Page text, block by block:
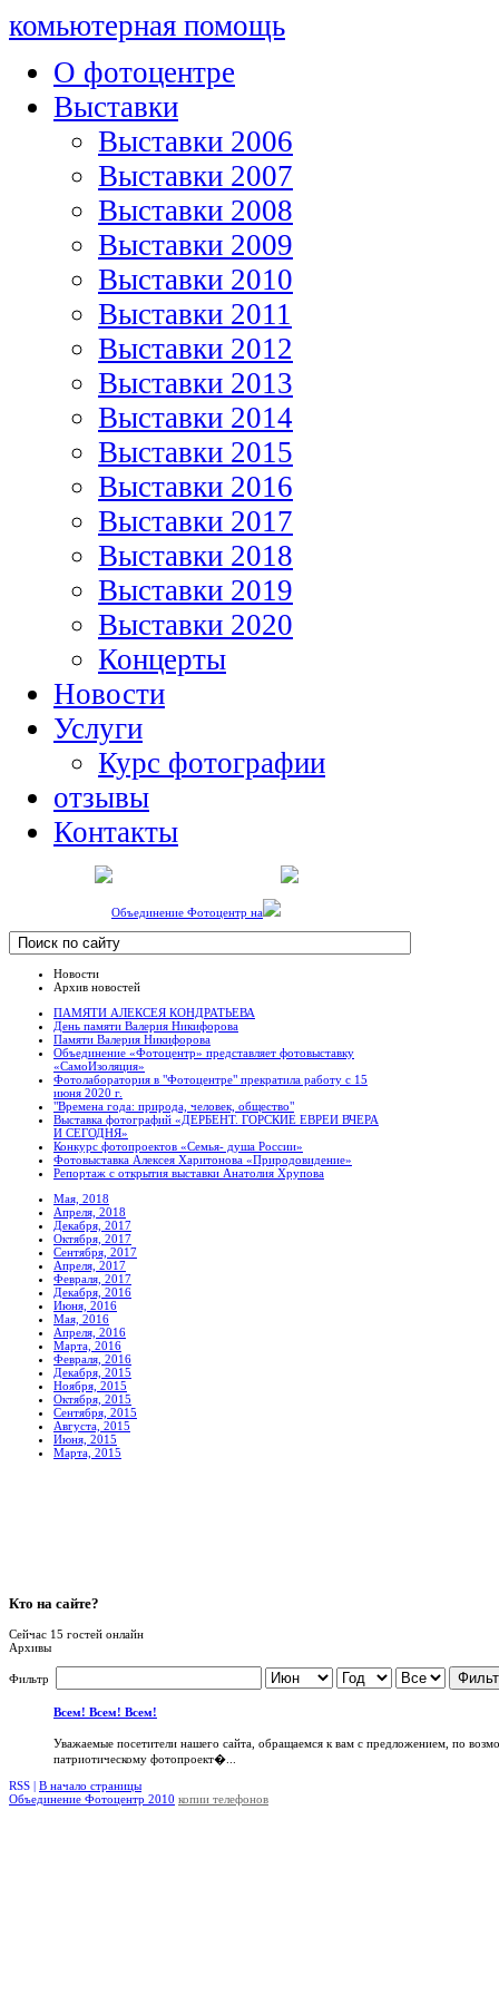
комьютерная помощь
О фотоцентре
Выставки
Выставки 2006
Выставки 2007
Выставки 2008
Выставки 2009
Выставки 2010
Выставки 2011
Выставки 2012
Выставки 2013
Выставки 2014
Выставки 2015
Выставки 2016
Выставки 2017
Выставки 2018
Выставки 2019
Выставки 2020
Концерты
Новости
Услуги
Курс фотографии
отзывы
Контакты
Объединение Фотоцентр на
Новости
Архив новостей
ПАМЯТИ АЛЕКСЕЯ КОНДРАТЬЕВА
День памяти Валерия Никифорова
Памяти Валерия Никифорова
Объединение «Фотоцентр» представляет фотовыставку
«СамоИзоляция»
Фотолаборатория в "Фотоцентре" прекратила работу с 15
июня 2020 г.
"Времена года: природа, человек, общество"
Выставка фотографий «ДЕРБЕНТ. ГОРСКИЕ ЕВРЕИ ВЧЕРА
И СЕГОДНЯ»
Конкурс фотопроектов «Семья- душа России»
Фотовыставка Алексея Харитонова «Природовидение»
Репортаж с открытия выставки Анатолия Хрупова
Мая, 2018
Апреля, 2018
Декабря, 2017
Октября, 2017
Сентября, 2017
Апреля, 2017
Февраля, 2017
Декабря, 2016
Июня, 2016
Мая, 2016
Апреля, 2016
Марта, 2016
Февраля, 2016
Декабря, 2015
Ноября, 2015
Октября, 2015
Сентября, 2015
Августа, 2015
Июня, 2015
Марта, 2015
Кто на сайте?
Сейчас 15 гостей онлайн
Архивы
Фильтр
Всем! Всем! Всем!
Уважаемые посетители нашего сайта, обращаемся к вам с предложением, по
патриотическому фотопроект�...
RSS | В начало страницы
Объединение Фотоцентр 2010 копии телефонов